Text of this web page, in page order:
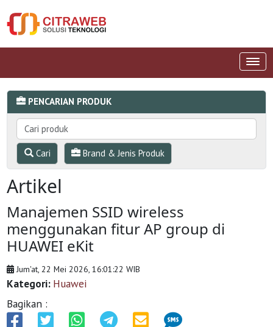
PENCARIAN PRODUK
Cari Brand & Jenis Produk
Artikel
Manajemen SSID wireless
menggunakan fitur AP group di
HUAWEI eKit
Jum'at, 22 Mei 2026, 16:01:22 WIB
Kategori: Huawei
Bagikan :